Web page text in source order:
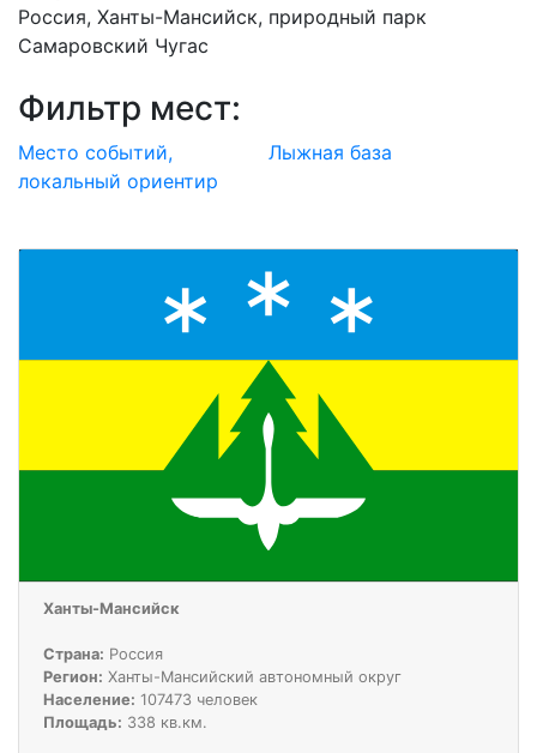
Россия, Ханты-Мансийск, природный парк
Самаровский Чугас
Фильтр мест:
Место событий,
локальный ориентир
Лыжная база
Ханты-Мансийск
Страна: Россия
Регион: Ханты-Мансийский автономный округ
Население: 107473 человек
Площадь: 338 кв.км.